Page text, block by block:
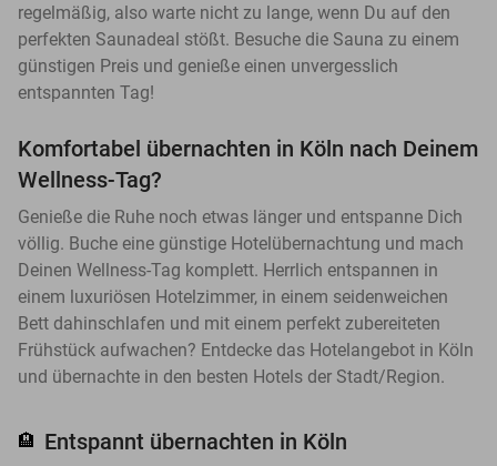
regelmäßig, also warte nicht zu lange, wenn Du auf den
perfekten Saunadeal stößt. Besuche die Sauna zu einem
günstigen Preis und genieße einen unvergesslich
entspannten Tag!
Komfortabel übernachten in Köln nach Deinem
Wellness-Tag?
Genieße die Ruhe noch etwas länger und entspanne Dich
völlig. Buche eine günstige Hotelübernachtung und mach
Deinen Wellness-Tag komplett. Herrlich entspannen in
einem luxuriösen Hotelzimmer, in einem seidenweichen
Bett dahinschlafen und mit einem perfekt zubereiteten
Frühstück aufwachen? Entdecke das Hotelangebot in Köln
und übernachte in den besten Hotels der Stadt/Region.
🏨 Entspannt übernachten in Köln